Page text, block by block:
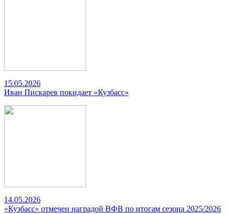
15.05.2026
Иван Пискарев покидает «Кузбасс»
14.05.2026
«Кузбасс» отмечен наградой ВФВ по итогам сезона 2025/2026